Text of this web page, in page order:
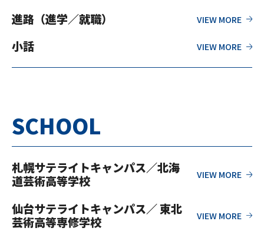
進路（進学／就職）
小話
SCHOOL
札幌サテライトキャンパス／北海
道芸術高等学校
仙台サテライトキャンパス／ 東北
芸術高等専修学校